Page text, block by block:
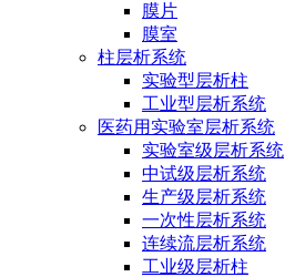
膜片
膜室
柱层析系统
实验型层析柱
工业型层析系统
医药用实验室层析系统
实验室级层析系统
中试级层析系统
生产级层析系统
一次性层析系统
连续流层析系统
工业级层析柱